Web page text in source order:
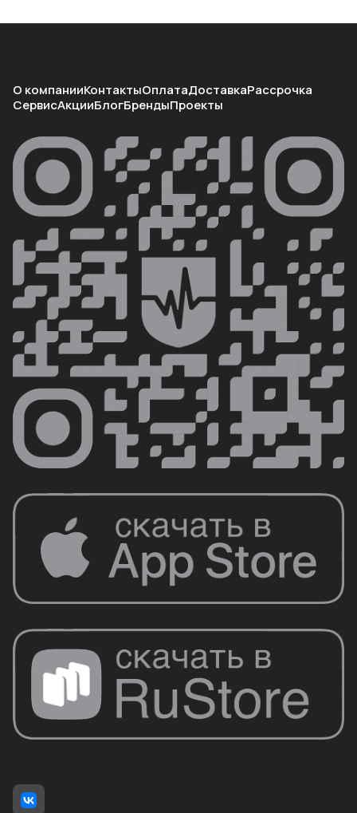
О компанииКонтактыОплатаДоставкаРассрочка
СервисАкцииБлогБрендыПроекты